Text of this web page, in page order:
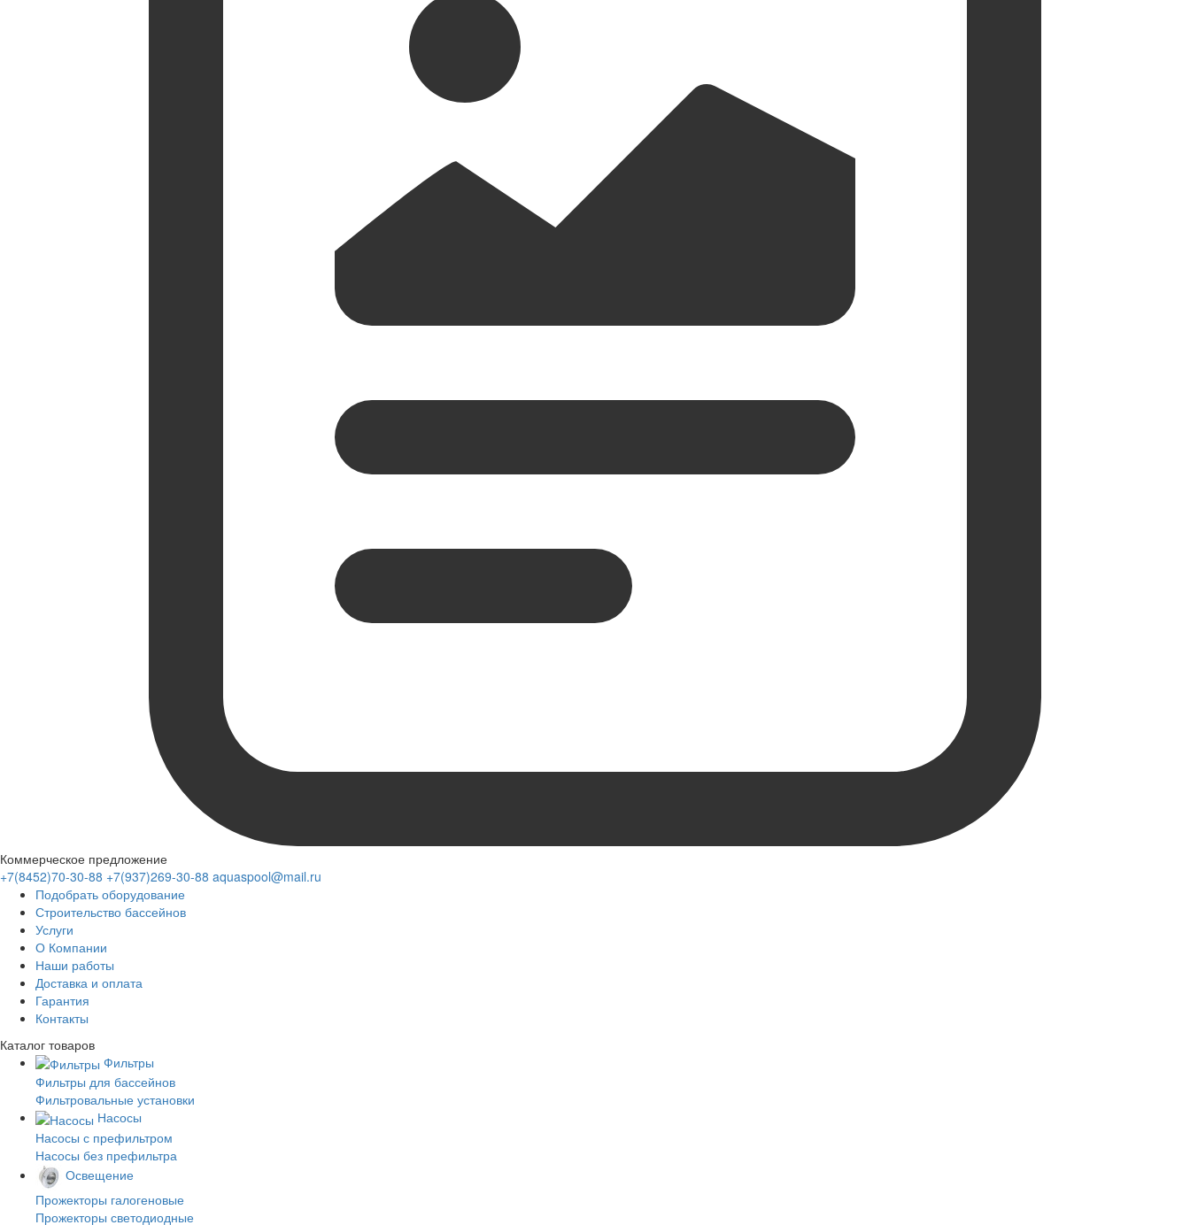
Коммерческое предложение
+7(8452)70-30-88 +7(937)269-30-88 aquaspool@mail.ru
Подобрать оборудование
Строительство бассейнов
Услуги
О Компании
Наши работы
Доставка и оплата
Гарантия
Контакты
Каталог товаров
Фильтры
Фильтры для бассейнов
Фильтровальные установки
Насосы
Насосы с префильтром
Насосы без префильтра
Освещение
Прожекторы галогеновые
Прожекторы светодиодные